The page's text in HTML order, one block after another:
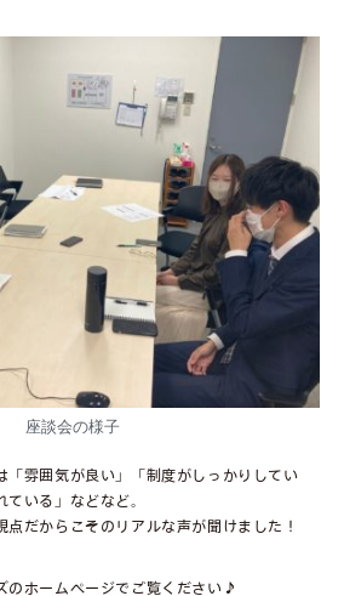
座談会の様子
「雰囲気が良い」「制度がしっかりしてい
ている」などなど。
だからこそのリアルな声が聞けました！
のホームページでご覧ください♪